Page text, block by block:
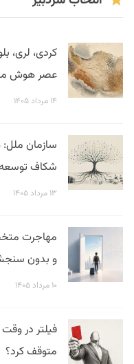
کردی، لری،
عصر هوش
۱۴ مرداد ۱۴۰۵
سازمان
شکاف توسعه
۱۳ مرداد ۱۴۰۵
مهاجرت
و بدون
۱۰ مرداد ۱۴۰۵
متوقف کرد؟